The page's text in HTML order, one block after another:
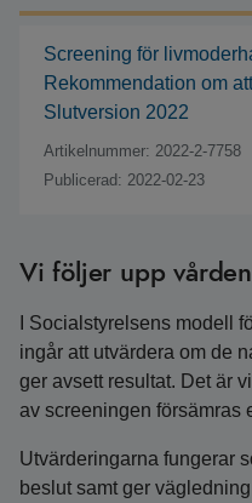
Screening för
Rekommendation om
Slutversion 2022
Artikelnummer: 2022-2-7758
Publicerad: 2022-02-23
Vi följer upp vården
I Socialstyrelsens modell
ingår att utvärdera om de
ger avsett resultat. Det är
av screeningen försämras
Utvärderingarna fungerar
beslut samt ger